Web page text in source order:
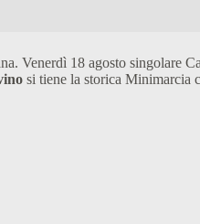
Venerdì 18 agosto singolare
si tiene la storica Minimarcia